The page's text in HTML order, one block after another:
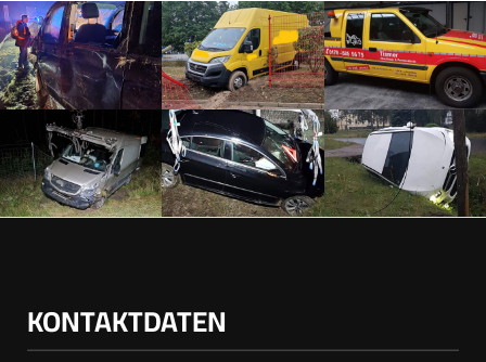
KONTAKTDATEN